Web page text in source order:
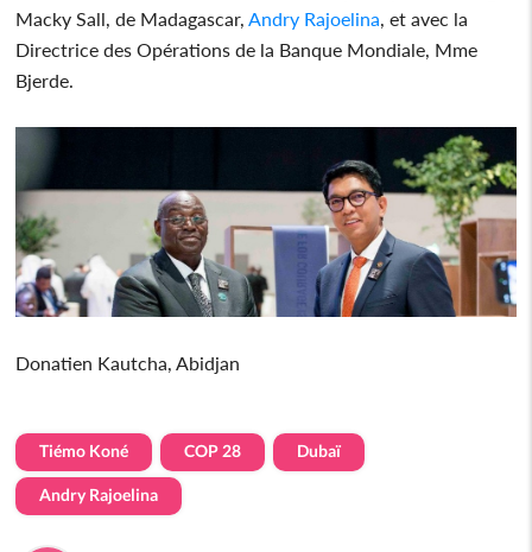
Macky Sall, de Madagascar, Andry Rajoelina , et avec la
Directrice des Opérations de la Banque Mondiale, Mme
Bjerde.
Donatien Kautcha, Abidjan
Tiémo Koné COP 28 Dubaï
Andry Rajoelina